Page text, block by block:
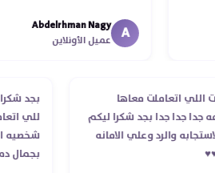
انتهاء موعد عمله ..فضل يتابع
استلمت ..شكرا جزيلا ليكم
A
Abdelrhman Nagy
عميل الأونلاين
اللي اتعاملت معاها
جدا جدا جدا بجد شكرا ليكم
والرد وعلي الامانه
♥️♥️‏
بجد
للي